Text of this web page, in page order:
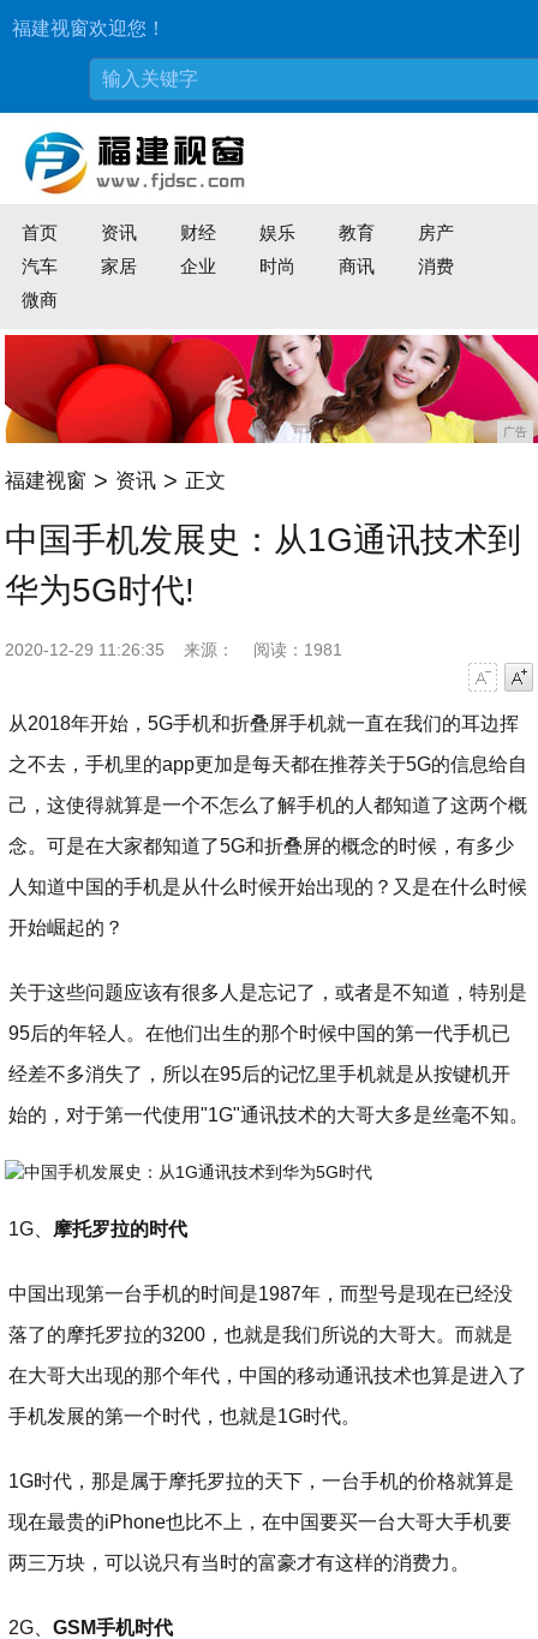
福建视窗欢迎您！
首页 资讯 财经 娱乐 教育
房产
汽车
家居 企业 时尚 商讯
消费
微商
广告
福建视窗 > 资讯 > 正文
中国手机发展史：从1G通讯技术到
华为5G时代!
2020-12-29 11:26:35 来源：
阅读：1981
从2018年开始，5G手机和折叠屏手机就一直在我们的耳边挥
之不去，手机里的app更加是每天都在推荐关于5G的信息给自
己，这使得就算是一个不怎么了解手机的人都知道了这两个概
念。可是在大家都知道了5G和折叠屏的概念的时候，有多少
人知道中国的手机是从什么时候开始出现的？又是在什么时候
开始崛起的？
关于这些问题应该有很多人是忘记了，或者是不知道，特别是
95后的年轻人。在他们出生的那个时候中国的第一代手机已
经差不多消失了，所以在95后的记忆里手机就是从按键机开
始的，对于第一代使用"1G"通讯技术的大哥大多是丝毫不知。
1G、 摩托罗拉的时代
中国出现第一台手机的时间是1987年，而型号是现在已经没
落了的摩托罗拉的3200，也就是我们所说的大哥大。而就是
在大哥大出现的那个年代，中国的移动通讯技术也算是进入了
手机发展的第一个时代，也就是1G时代。
1G时代，那是属于摩托罗拉的天下，一台手机的价格就算是
现在最贵的iPhone也比不上，在中国要买一台大哥大手机要
两三万块，可以说只有当时的富豪才有这样的消费力。
2G、GSM手机时代